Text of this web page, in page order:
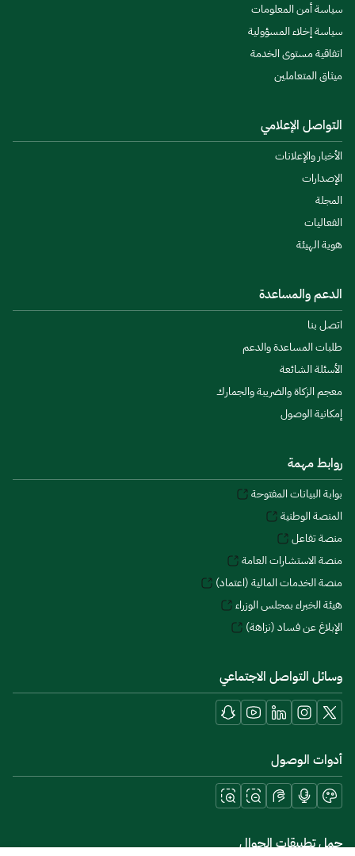
سياسة أمن المعلومات
سياسة إخلاء المسؤولية
اتفاقية مستوى الخدمة
ميثاق المتعاملين
التواصل الإعلامي
الأخبار والإعلانات
الإصدارات
المجلة
الفعاليات
هوية الهيئة
الدعم والمساعدة
اتصل بنا
طلبات المساعدة والدعم
الأسئلة الشائعة
معجم الزكاة والضريبة والجمارك
إمكانية الوصول
روابط مهمة
بوابة البيانات المفتوحة
المنصة الوطنية
منصة تفاعل
منصة الاستشارات العامة
منصة الخدمات المالية (اعتماد)
هيئة الخبراء بمجلس الوزراء
الإبلاغ عن فساد (نزاهة)
وسائل التواصل الاجتماعي
أدوات الوصول
حمل تطبيقات الجوال